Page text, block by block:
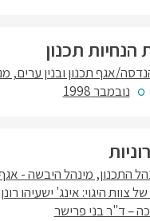
תכנון
אגף תכנון ובנין ערים,
נובמבר 1998
מינהל היבשה - אגף
צוות היגוי: אינג' ישעיהו
– ד"ר בני פרישר